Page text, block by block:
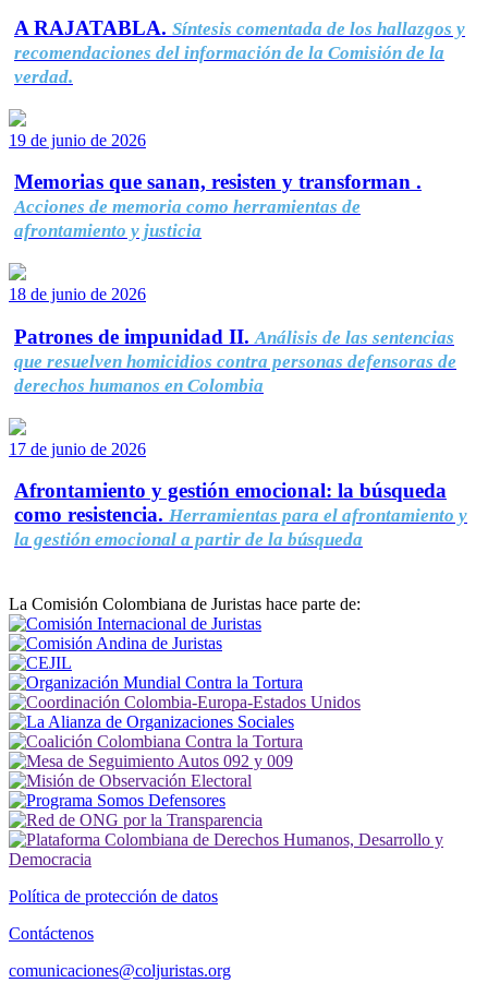
A RAJATABLA. Síntesis comentada de los hallazgos y
recomendaciones del información de la Comisión de la
verdad.
19 de junio de 2026
Memorias que sanan, resisten y transforman .
Acciones de memoria como herramientas de
afrontamiento y justicia
18 de junio de 2026
Patrones de impunidad II. Análisis de las sentencias
que resuelven homicidios contra personas defensoras de
derechos humanos en Colombia
17 de junio de 2026
Afrontamiento y gestión emocional: la búsqueda
como resistencia. Herramientas para el afrontamiento y
la gestión emocional a partir de la búsqueda
La Comisión Colombiana de Juristas hace parte de:
Política de protección de datos
Contáctenos
comunicaciones@coljuristas.org